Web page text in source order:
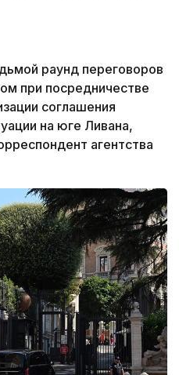
раунд переговоров
при посредничестве
соглашения
на юге Ливана,
агентства